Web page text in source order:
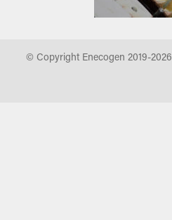
© Copyright Enecogen 2019-2026